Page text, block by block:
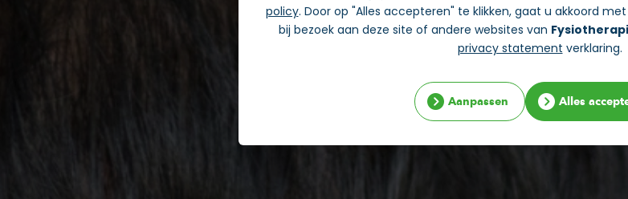
policy. Door op "Alles accepteren" te klikken, gaat u akkoord
bij bezoek aan deze site of andere websites van
privacy statement verklaring.
Aanpassen Alles